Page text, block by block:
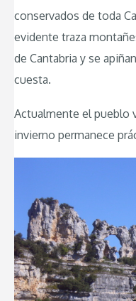
conservados de toda
evidente traza
de Cantabria y se
cuesta.
Actualmente el pueblo
invierno permanece